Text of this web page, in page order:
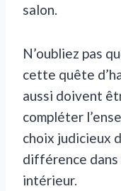
salon.
N’oubliez pas
cette quête
aussi doivent
compléter
choix judicieux
différence
intérieur.